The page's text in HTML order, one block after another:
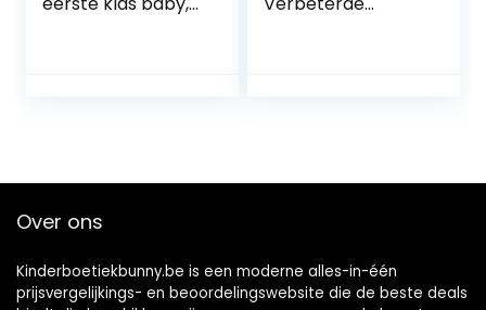
Over ons
Kinderboetiekbunny.be is een moderne alles-in-één
prijsvergelijkings- en beoordelingswebsite die de beste deals